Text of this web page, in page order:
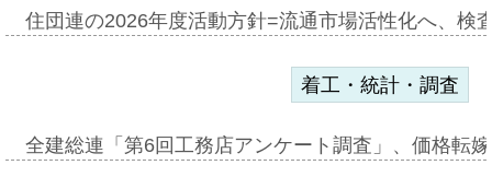
住団連の2026年度活動方針=流通市場活性化へ、検
着工・統計・調査
全建総連「第6回工務店アンケート調査」、価格転